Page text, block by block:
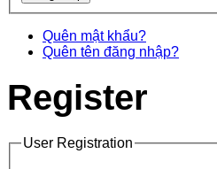
Quên mật khẩu?
Quên tên đăng nhập?
Register
User Registration